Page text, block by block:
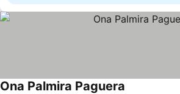
Ona Palmira Paguera